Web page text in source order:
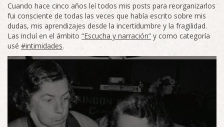
Cuando hace cinco años leí todos mis posts para reorganizarlos
fui consciente de todas las veces que había escrito sobre mis
dudas, mis aprendizajes desde la incertidumbre y la fragilidad.
Las incluí en el ámbito “Escucha y narración” y como categoría
usé #intimidades.